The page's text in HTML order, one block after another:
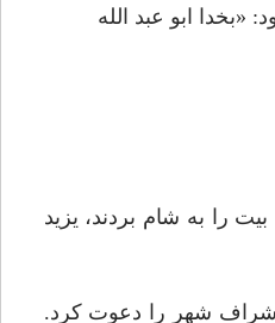
ابو عبد الله
را به شام بردند، یزید
شهر را دعوت کرد.